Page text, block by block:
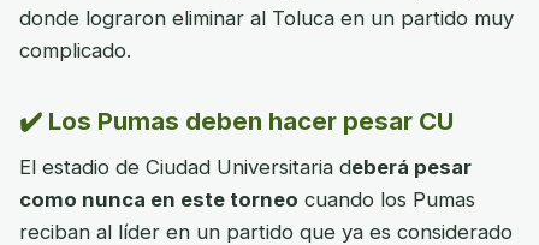
donde lograron eliminar al Toluca en un partido muy
complicado.
✔️ Los Pumas deben hacer pesar CU
El estadio de Ciudad Universitaria deberá pesar
como nunca en este torneo cuando los Pumas
reciban al líder en un partido que ya es considerado